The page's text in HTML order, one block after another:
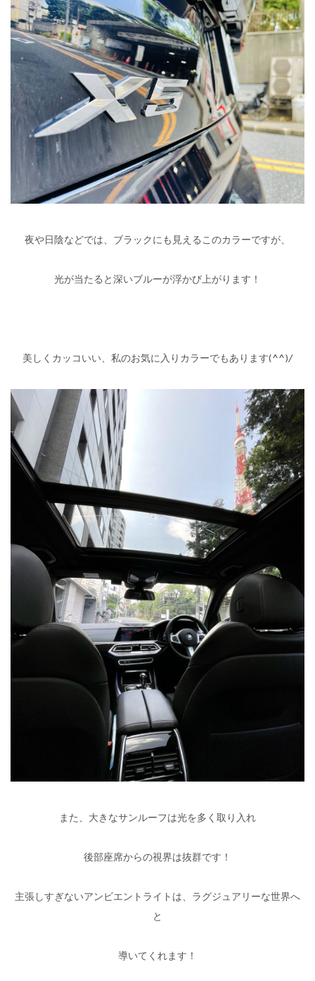
夜や日陰などでは、ブラックにも見えるこのカラーですが、
光が当たると深いブルーが浮かび上がります！
美しくカッコいい、私のお気に入りカラーでもあります(^^)/
また、大きなサンルーフは光を多く取り入れ
後部座席からの視界は抜群です！
主張しすぎないアンビエントライトは、ラグジュアリーな世界へ
と
導いてくれます！